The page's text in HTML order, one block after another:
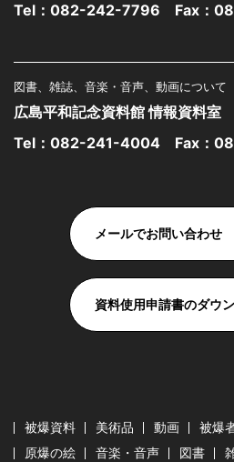
Tel： 082-242-7796 Fax：
図書、雑誌、音楽・音声、動画について
広島平和記念資料館 情報資料室
Tel： 082-241-4004 Fax：
メールでお問い合わせ
資料使用申請書のダウ
被爆資料 美術品 動画 被爆
原爆の絵
音楽・音声 図書